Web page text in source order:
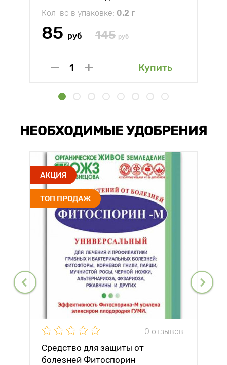
Кол-во в упаковке: 0.2 г
85 руб 145 руб
Купить
НЕОБХОДИМЫЕ УДОБРЕНИЯ
АКЦИЯ
ТОП ПРОДАЖ
0 отзывов
Средство для защиты от
болезней Фитоспорин